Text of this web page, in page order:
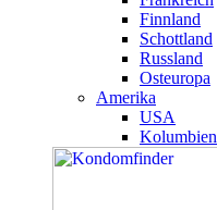
Finnland
Schottland
Russland
Osteuropa
Amerika
USA
Kolumbien